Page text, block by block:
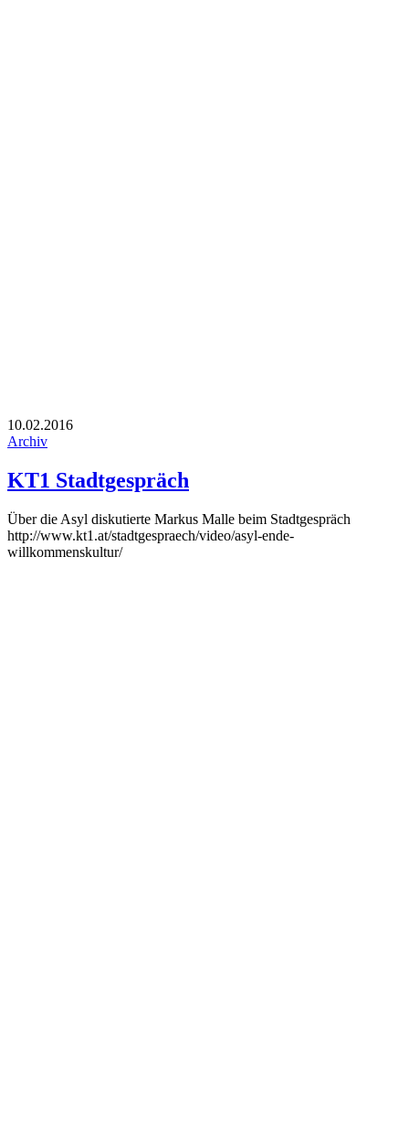
10.02.2016
Archiv
KT1 Stadtgespräch
Über die Asyl diskutierte Markus Malle beim Stadtgespräch
http://www.kt1.at/stadtgespraech/video/asyl-ende-
willkommenskultur/